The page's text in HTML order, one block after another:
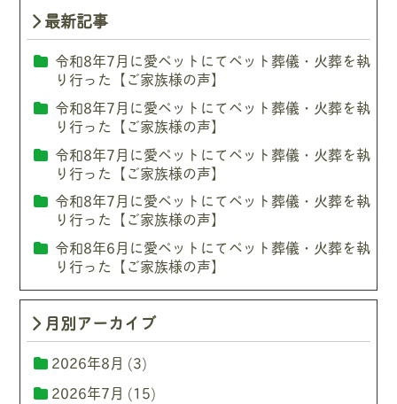
最新記事
令和8年7月に愛ペットにてペット葬儀・火葬を執
り行った【ご家族様の声】
令和8年7月に愛ペットにてペット葬儀・火葬を執
り行った【ご家族様の声】
令和8年7月に愛ペットにてペット葬儀・火葬を執
り行った【ご家族様の声】
令和8年7月に愛ペットにてペット葬儀・火葬を執
り行った【ご家族様の声】
令和8年6月に愛ペットにてペット葬儀・火葬を執
り行った【ご家族様の声】
月別アーカイブ
2026年8月 (3)
2026年7月 (15)